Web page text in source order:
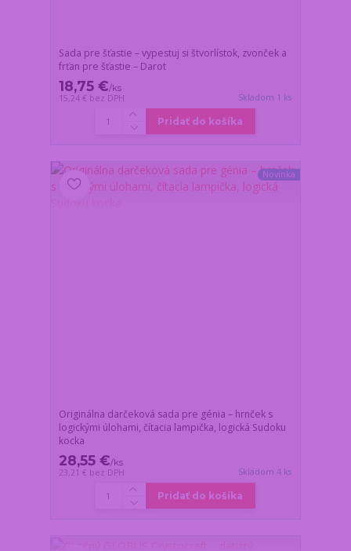
Sada pre šťastie – vypestuj si štvorlístok, zvonček a
frťan pre šťastie – Darot
18,75 €/ks
15,24 € bez DPH Skladom 1 ks
Pridať do košíka
Novinka
Originálna darčeková sada pre génia – hrnček s
logickými úlohami, čítacia lampička, logická Sudoku
kocka
28,55 €/ks
23,21 € bez DPH Skladom 4 ks
Pridať do košíka